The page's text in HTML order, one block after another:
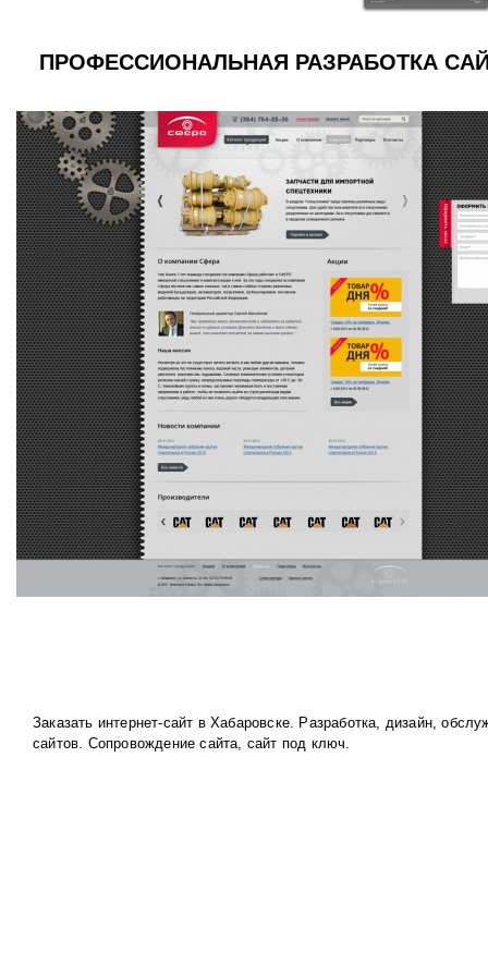
ПРОФЕССИОНАЛЬНАЯ РАЗРАБОТКА
Заказать интернет-сайт в Хабаровске. Разработка, дизайн,
сайтов. Сопровождение сайта, сайт под ключ.